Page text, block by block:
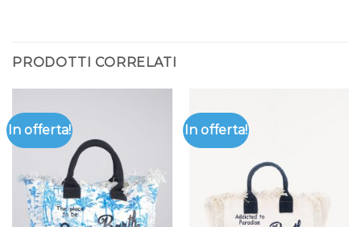
PRODOTTI CORRELATI
In offerta! In offerta!